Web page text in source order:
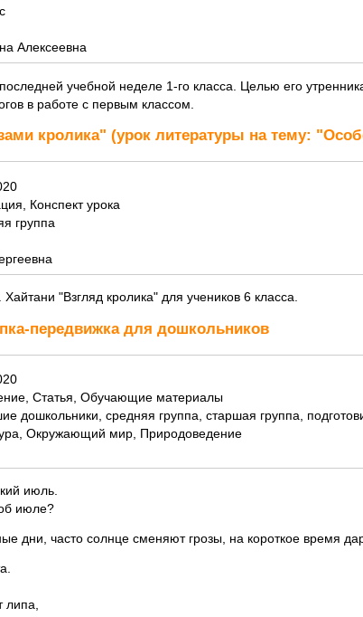
Алексеевна
учебной неделе 1-го класса. Целью его
в работе с первым классом.
кролика" (урок литературы на тему:
Конспект урока
группа
"Взгляд кролика" для учеников 6 класса.
передвижка для дошкольников
Статья, Обучающие материалы
дошкольники, средняя группа, старшая группа,
Окружающий мир, Природоведение
июль.
июле?
дни, часто солнце сменяют грозы, на короткое время
липа,